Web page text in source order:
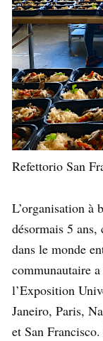
Refettorio San
L’organisation à
désormais 5
dans le monde
communautaire
l’Exposition
Janeiro, Paris,
et San